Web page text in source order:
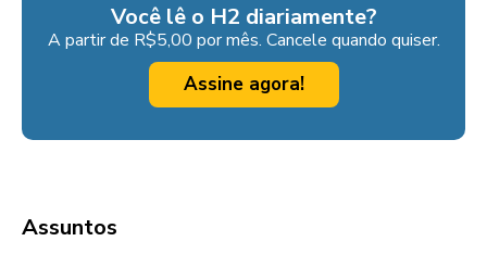
Você lê o H2 diariamente?
A partir de R$5,00 por mês. Cancele quando quiser.
Assine agora!
Assuntos